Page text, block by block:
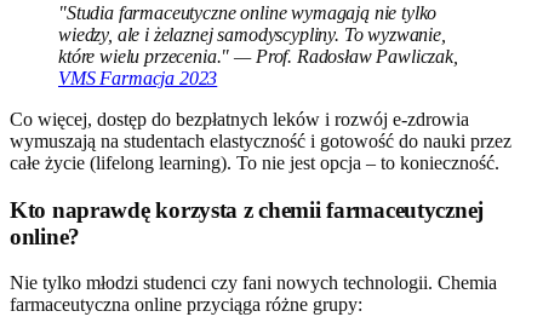
"Studia farmaceutyczne online wymagają nie tylko
wiedzy, ale i żelaznej samodyscypliny. To wyzwanie,
które wielu przecenia." — Prof. Radosław Pawliczak,
VMS Farmacja 2023
Co więcej, dostęp do bezpłatnych leków i rozwój e-zdrowia
wymuszają na studentach elastyczność i gotowość do nauki przez
całe życie (lifelong learning). To nie jest opcja – to konieczność.
Kto naprawdę korzysta z chemii farmaceutycznej
online?
Nie tylko młodzi studenci czy fani nowych technologii. Chemia
farmaceutyczna online przyciąga różne grupy: